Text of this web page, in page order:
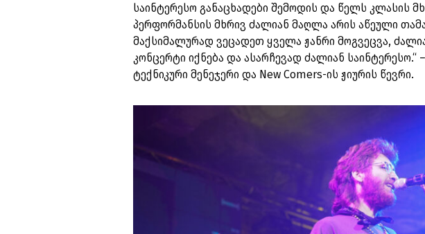
საინტერესო განაცხადები შემოდის და წელს კლასის
პერფორმანსის მხრივ ძალიან მაღლა არის აწეული
მაქსიმალურად ვეცადეთ ყველა ჟანრი მოგვეცვა,
კონცერტი იქნება და ასარჩევად ძალიან საინტერესო.“ –
ტექნიკური მენეჯერი და New Comers-ის ჟიურის წევრი.